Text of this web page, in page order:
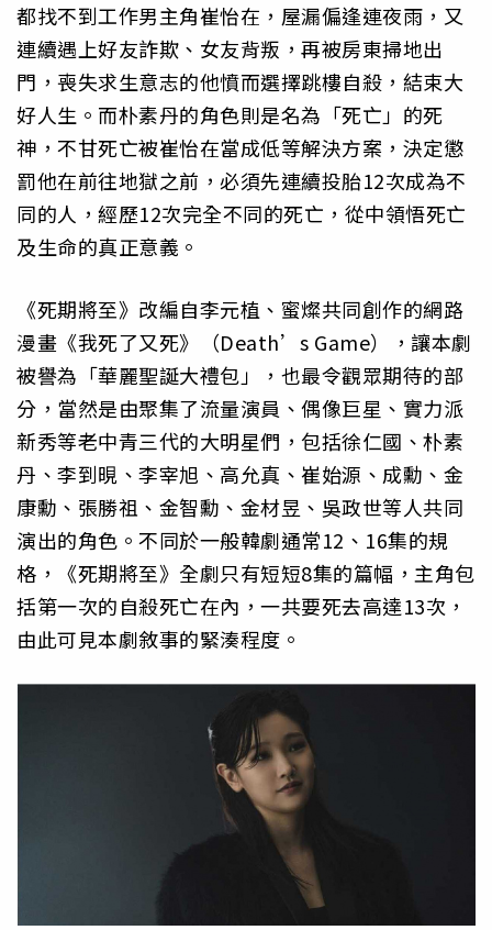
都找不到工作男主角崔怡在，屋漏偏逢連夜雨，又
連續遇上好友詐欺、女友背叛，再被房東掃地出
門，喪失求生意志的他憤而選擇跳樓自殺，結束大
好人生。而朴素丹的角色則是名為「死亡」的死
神，不甘死亡被崔怡在當成低等解決方案，決定懲
罰他在前往地獄之前，必須先連續投胎12次成為不
同的人，經歷12次完全不同的死亡，從中領悟死亡
及生命的真正意義。
《死期將至》改編自李元植、蜜燦共同創作的網路
漫畫《我死了又死》（Death’s Game），讓本劇
被譽為「華麗聖誕大禮包」，也最令觀眾期待的部
分，當然是由聚集了流量演員、偶像巨星、實力派
新秀等老中青三代的大明星們，包括徐仁國、朴素
丹、李到晛、李宰旭、高允真、崔始源、成勳、金
康勳、張勝祖、金智勳、金材昱、吳政世等人共同
演出的角色。不同於一般韓劇通常12、16集的規
格，《死期將至》全劇只有短短8集的篇幅，主角包
括第一次的自殺死亡在內，一共要死去高達13次，
由此可見本劇敘事的緊湊程度。